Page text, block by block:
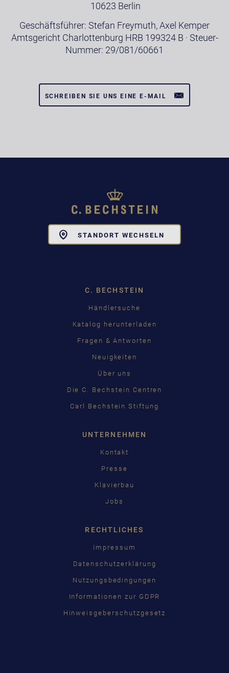
10623 Berlin
Geschäftsführer: Stefan Freymuth, Axel Kemper
Amtsgericht Charlottenburg HRB 199324 B · Steuer-
Nummer: 29/081/60661
SCHREIBEN SIE UNS EINE E-MAIL
STANDORT WECHSELN
C. BECHSTEIN
Händlersuche
Katalog herunterladen
Fragen & Antworten
Neuigkeiten
Über uns
Die C. Bechstein Centren
Carl Bechstein Stiftung
UNTERNEHMEN
Kontakt
Presse
Klavierbau
Jobs
RECHTLICHES
Impressum
Datenschutzerklärung
Nutzungsbedingungen
Informationen zur GDPR
Hinweisgeberschutzgesetz